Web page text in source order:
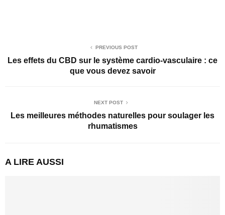
PREVIOUS POST
Les effets du CBD sur le système cardio-vasculaire : ce
que vous devez savoir
NEXT POST
Les meilleures méthodes naturelles pour soulager les
rhumatismes
A LIRE AUSSI